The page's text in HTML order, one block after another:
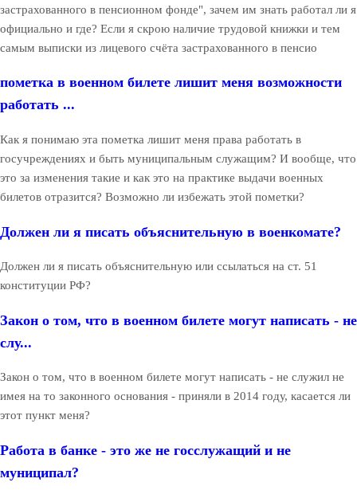
застрахованного в пенсионном фонде", зачем им знать работал ли я
официально и где? Если я скрою наличие трудовой книжки и тем
самым выписки из лицевого счёта застрахованного в пенсио
пометка в военном билете лишит меня возможности
работать ...
Как я понимаю эта пометка лишит меня права работать в
госучреждениях и быть муниципальным служащим? И вообще, что
это за изменения такие и как это на практике выдачи военных
билетов отразится? Возможно ли избежать этой пометки?
Должен ли я писать объяснительную в военкомате?
Должен ли я писать объяснительную или ссылаться на ст. 51
конституции РФ?
Закон о том, что в военном билете могут написать - не
слу...
Закон о том, что в военном билете могут написать - не служил не
имея на то законного основания - приняли в 2014 году, касается ли
этот пункт меня?
Работа в банке - это же не госслужащий и не
муниципал?